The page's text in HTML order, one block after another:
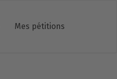
Mes pétitions